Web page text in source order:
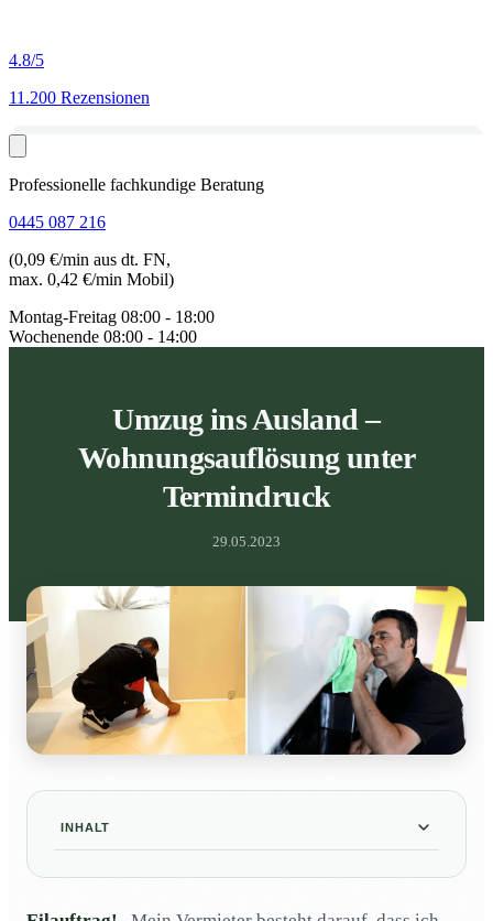
4.8/5
11.200 Rezensionen
Professionelle fachkundige Beratung
0445 087 216
(0,09 €/min aus dt. FN,
max. 0,42 €/min Mobil)
Montag-Freitag 08:00 - 18:00
Wochenende 08:00 - 14:00
Umzug ins Ausland –
Wohnungsauflösung unter
Termindruck
29.05.2023
INHALT
Wie löse ich meine Wohnung unter Termindruck